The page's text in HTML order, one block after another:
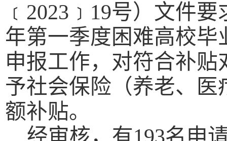
﹝ 2023﹞19号）文件
年第一季度困难高校毕
申报工作，对符合补
予社会保险（养老、
额补贴。